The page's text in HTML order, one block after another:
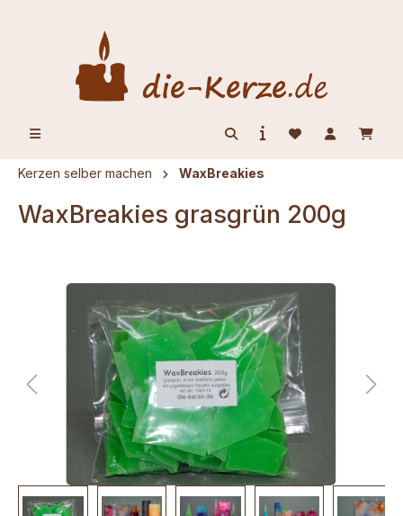
Kerzen selber machen WaxBreakies
WaxBreakies grasgrün 200g
Bildergalerie überspringen